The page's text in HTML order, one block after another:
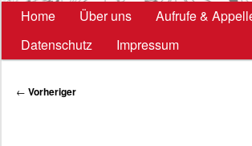
Hauptmenü
Home Über uns
Aufrufe &
Datenschutz
Impressum
Beitragsnavigation
← Vorheriger